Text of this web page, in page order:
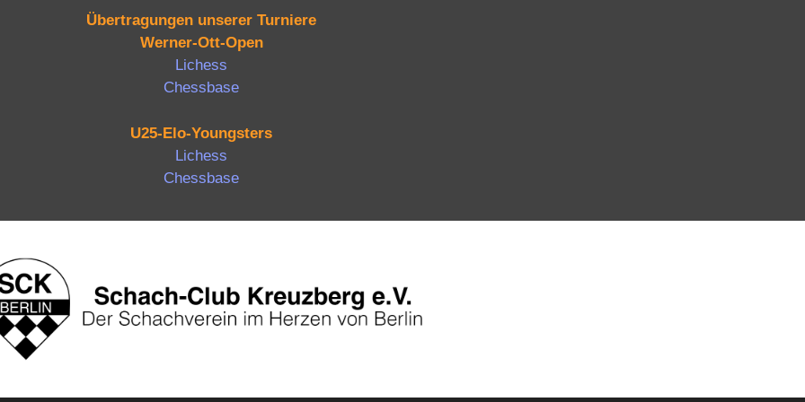
Übertragungen unserer Turniere
Werner-Ott-Open
Lichess
Chessbase
U25-Elo-Youngsters
Lichess
Chessbase